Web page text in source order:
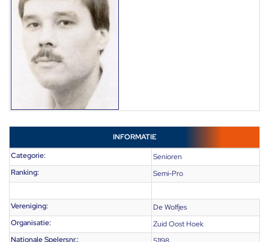
INFORMATIE
Categorie:
Senioren
Ranking:
Semi-Pro
Vereniging:
De Wolfjes
Organisatie:
Zuid Oost Hoek
Nationale Spelersnr.: